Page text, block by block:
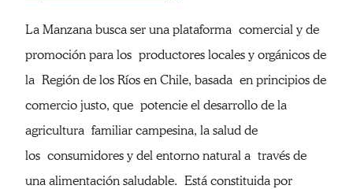
La Manzana busca ser una plataforma comercial y de
promoción para los productores locales y orgánicos de
la Región de los Ríos en Chile, basada en principios de
comercio justo, que potencie el desarrollo de la
agricultura familiar campesina, la salud de
los consumidores y del entorno natural a través de
una alimentación saludable. Está constituida por